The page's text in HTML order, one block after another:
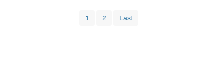
1 2 Last